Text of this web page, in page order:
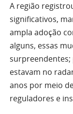
A região
significativos,
ampla adoção
alguns, essas
estavam no
anos por meio
reguladores e